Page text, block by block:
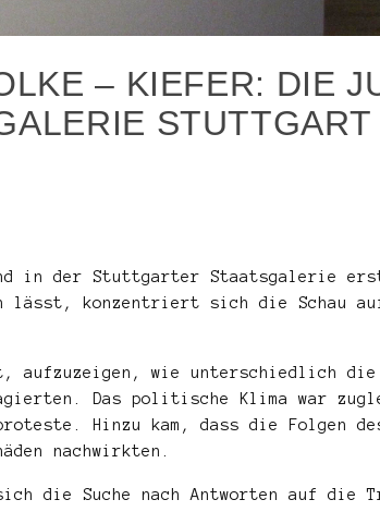
– KIEFER: DIE
STUTTGART
in der Stuttgarter Staatsgalerie
lässt, konzentriert sich die Schau
wie unterschiedlich die
Das politische Klima war
Hinzu kam, dass die Folgen
nachwirkten.
Suche nach Antworten auf die